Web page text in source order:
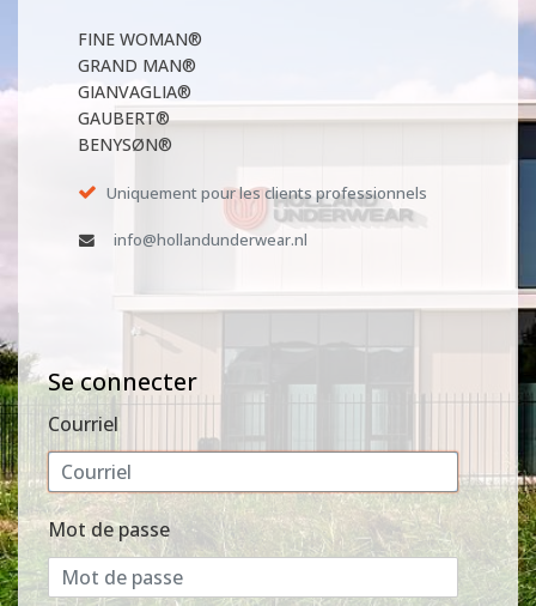
FINE WOMAN®
GRAND MAN®
GIANVAGLIA®
GAUBERT®
BENYSØN®
Uniquement pour les clients professionnels
info@hollandunderwear.nl
Se connecter
Courriel
Mot de passe